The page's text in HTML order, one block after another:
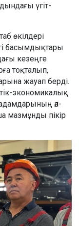
үгіт-
өкілдері
басымдықтары
кезеңге
тоқталып,
жауап берді.
экономикалық
әл-
мазмұнды пікір